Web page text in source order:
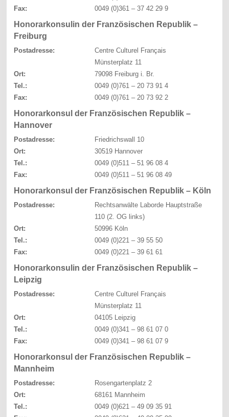
Fax:
0049 (0)361 – 37 42 29 9
Honorarkonsulin der Französischen Republik –
Freiburg
Postadresse:
Centre Culturel Français
Münsterplatz 11
Ort:
79098 Freiburg i. Br.
Tel.:
0049 (0)761 – 20 73 91 4
Fax:
0049 (0)761 – 20 73 92 2
Honorarkonsul der Französischen Republik –
Hannover
Postadresse:
Friedrichswall 10
Ort:
30519 Hannover
Tel.:
0049 (0)511 – 51 96 08 4
Fax:
0049 (0)511 – 51 96 08 49
Honorarkonsul der Französischen Republik – Köln
Postadresse:
Rechtsanwälte Laborde Hauptstraße
110 (2. OG links)
Ort:
50996 Köln
Tel.:
0049 (0)221 – 39 55 50
Fax:
0049 (0)221 – 39 61 61
Honorarkonsulin der Französischen Republik –
Leipzig
Postadresse:
Centre Culturel Français
Münsterplatz 11
Ort:
04105 Leipzig
Tel.:
0049 (0)341 – 98 61 07 0
Fax:
0049 (0)341 – 98 61 07 9
Honorarkonsul der Französischen Republik –
Mannheim
Postadresse:
Rosengartenplatz 2
Ort:
68161 Mannheim
Tel.:
0049 (0)621 – 49 09 35 91